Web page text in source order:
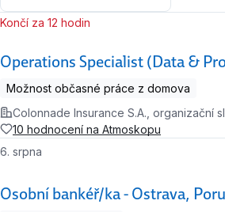
Operations Specialist (Data &
Končí za 12 hodin
Možnost občasné práce z domova
Colonnade Insurance S.A., organizační
10 hodnocení na Atmoskopu
Osobní bankéř/ka - Ostrava,
6. srpna